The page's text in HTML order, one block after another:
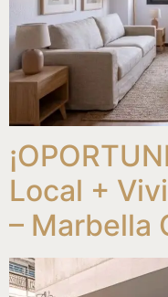
Local +
– Marbella